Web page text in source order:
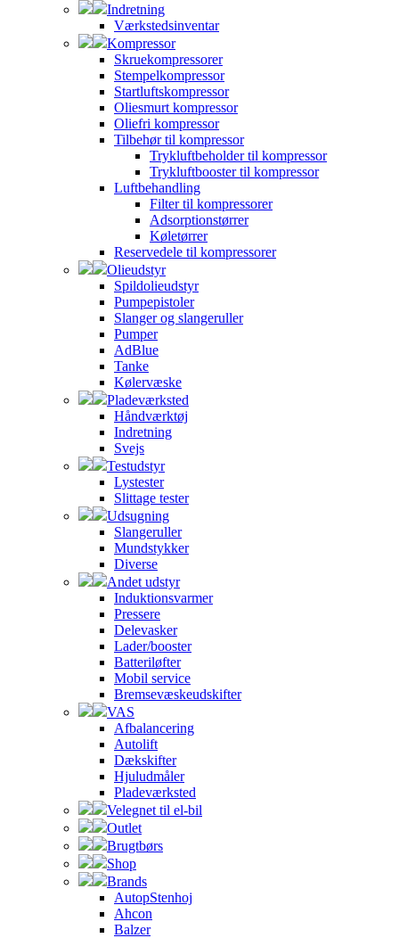
Indretning
Værkstedsinventar
Kompressor
Skruekompressorer
Stempelkompressor
Startluftskompressor
Oliesmurt kompressor
Oliefri kompressor
Tilbehør til kompressor
Trykluftbeholder til kompressor
Trykluftbooster til kompressor
Luftbehandling
Filter til kompressorer
Adsorptionstørrer
Køletørrer
Reservedele til kompressorer
Olieudstyr
Spildolieudstyr
Pumpepistoler
Slanger og slangeruller
Pumper
AdBlue
Tanke
Kølervæske
Pladeværksted
Håndværktøj
Indretning
Svejs
Testudstyr
Lystester
Slittage tester
Udsugning
Slangeruller
Mundstykker
Diverse
Andet udstyr
Induktionsvarmer
Pressere
Delevasker
Lader/booster
Batteriløfter
Mobil service
Bremsevæskeudskifter
VAS
Afbalancering
Autolift
Dækskifter
Hjuludmåler
Pladeværksted
Velegnet til el-bil
Outlet
Brugtbørs
Shop
Brands
AutopStenhoj
Ahcon
Balzer